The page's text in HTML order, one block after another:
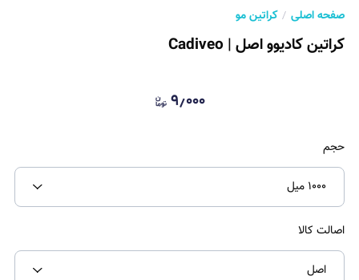
صفحه اصلی کراتین مو
کراتین کادیوو اصل | Cadiveo
۹٫۰۰۰
حجم
۱۰۰۰ میل
اصالت کالا
اصل